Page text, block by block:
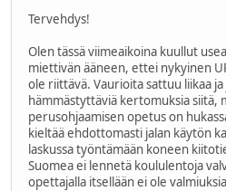
Tervehdys!
Olen tässä viimeaikoina kuullut
miettivän ääneen, ettei nykyinen
ole riittävä. Vaurioita sattuu liikaa
hämmästyttäviä kertomuksia siitä,
perusohjaamisen opetus on
kieltää ehdottomasti jalan käytön
laskussa työntämään koneen
Suomea ei lennetä koululentoja
opettajalla itsellään ei ole